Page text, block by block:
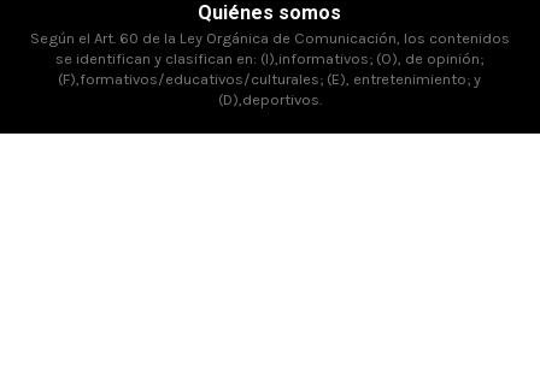
Quiénes somos
Según el Art. 60 de la Ley Orgánica de Comunicación, los contenidos
se identifican y clasifican en: (I),informativos; (O), de opinión;
(F),formativos/educativos/culturales; (E), entretenimiento; y
(D),deportivos.